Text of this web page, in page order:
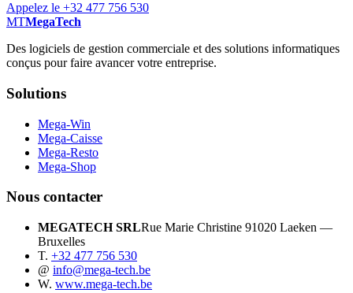
Appelez le +32 477 756 530
MTMegaTech
Des logiciels de gestion commerciale et des solutions informatiques
conçus pour faire avancer votre entreprise.
Solutions
Mega-Win
Mega-Caisse
Mega-Resto
Mega-Shop
Nous contacter
MEGATECH SRLRue Marie Christine 91020 Laeken —
Bruxelles
T. +32 477 756 530
@ info@mega-tech.be
W. www.mega-tech.be